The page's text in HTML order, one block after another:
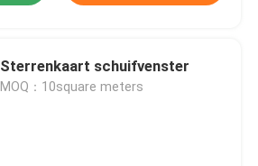
Sterrenkaart schuifvenster
MOQ：10square meters